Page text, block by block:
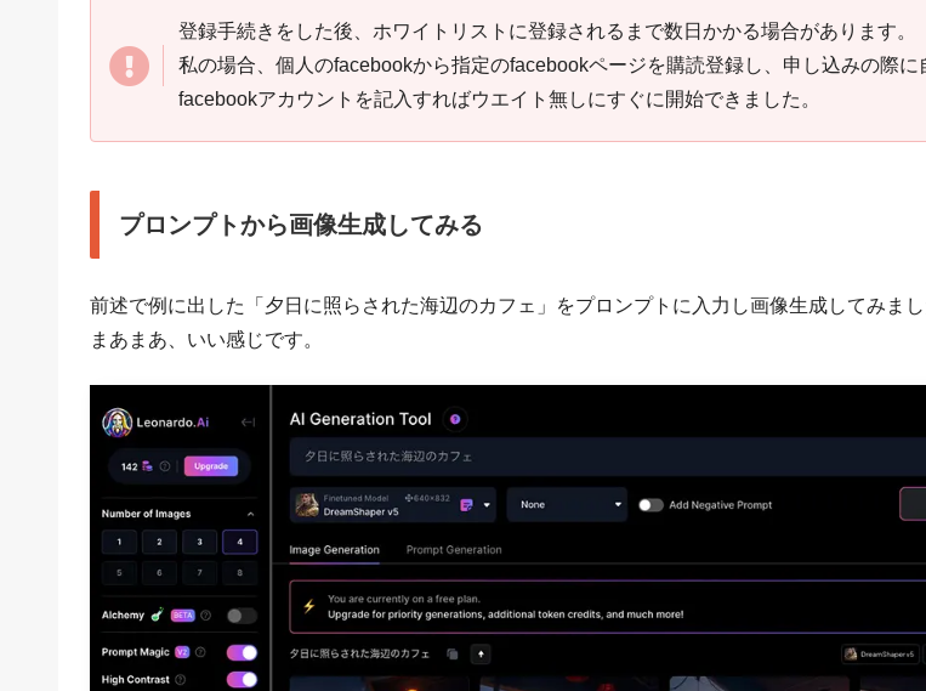
登録手続きをした後、ホワイトリストに登録されるまで数日かかる場合があります。
私の場合、個人のfacebookから指定のfacebookページを購読登録し、申し込みの際に
facebookアカウントを記入すればウエイト無しにすぐに開始できました。
プロンプトから画像生成してみる
前述で例に出した「夕日に照らされた海辺のカフェ」をプロンプトに入力し画像生成してみまし
まあまあ、いい感じです。